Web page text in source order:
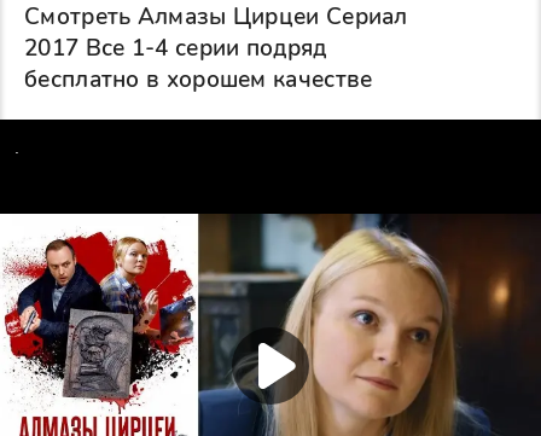
Смотреть Алмазы Цирцеи Сериал
2017 Все 1-4 серии подряд
бесплатно в хорошем качестве